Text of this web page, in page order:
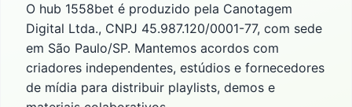
O hub 1558bet é produzido pela Canotagem
Digital Ltda., CNPJ 45.987.120/0001-77, com sede
em São Paulo/SP. Mantemos acordos com
criadores independentes, estúdios e fornecedores
de mídia para distribuir playlists, demos e